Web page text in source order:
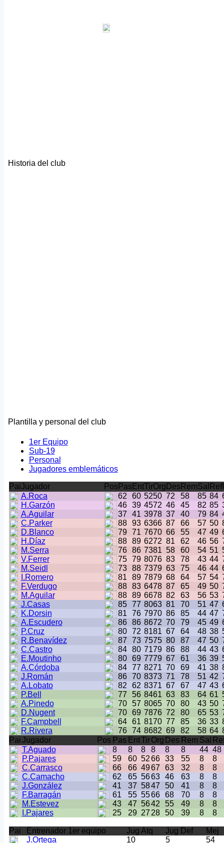
Historia del club
Plantilla y personal del club
1er Equipo
Sub-19
Personal
Jugadores emblemáticos
PaiJugador Pos Pas EntTirOrg Des RemSal Ref
A.Roca
62 60 5250 72 58 85 84
H.Garzón
46 39 4572 46 45 82 85
A.Aguilar
37 41 3978 37 40 79 84
C.Parker
88 93 6366 87 66 57 50
D.Blanco
79 71 7670 66 55 47 49
H.Díaz
88 89 6272 81 62 46 56
M.Serra
76 86 7381 58 60 54 51
V.Ferrer
75 79 8076 83 78 43 44
M.Seidl
73 88 7379 63 75 46 44
I.Romero
81 89 7879 68 64 57 54
F.Verdugo
88 83 6478 87 65 49 50
M.Aguilar
88 89 6678 82 63 56 53
J.Casas
85 77 8063 81 70 51 47
K.Dorsin
81 76 7970 86 85 44 47
A.Escudero
86 86 8672 70 79 45 49
P.Cruz
80 72 8181 67 64 48 38
R.Benavídez
87 73 7575 80 87 47 50
C.Castro
84 80 7179 86 88 44 43
E.Moutinho
80 69 7779 67 61 36 39
A.Córdoba
84 77 8271 70 69 41 38
J.Román
86 70 8373 71 78 51 42
A.Lobato
82 62 8371 67 67 47 43
P.Bell
77 56 8461 63 83 64 61
A.Pinedo
70 57 8065 70 80 43 50
D.Nugent
70 69 7876 72 80 65 53
F.Campbell
64 61 8170 77 85 36 33
R.Rivera
76 74 8682 69 82 58 64
PaiJugador Pos Pas EntTir Org Des Rem Sal
T.Aguado
8 8 8 8 8 8 44 48
P.Pajares
59 60 5266 33 55 8
8
C.Carrasco
66 66 4967 63 32 8
8
C.Camacho
62 65 5663 46 63 8
8
J.González
41 37 5847 50 41 8
8
F.Barragán
61 55 5566 68 70 8
8
M.Estevez
43 47 5642 55 49 8
8
I.Pajares
25 29 27 28 50 39 8 8
Pai Entrenador 1er equipo Jug Atq Jug Def
Mej
J.Ortega
10 5 54